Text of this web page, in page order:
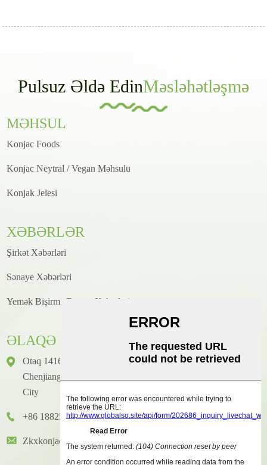
Pulsuz Əldə EdinMəsləhətləşmə
MƏHSUL
Konjac Foods
Konjac Neytral / Vegan Məhsulu
Konjak Jelesi
XƏBƏRLƏR
Şirkət Xəbərləri
Sənaye Xəbərləri
Yemək Bişirmə/Resept Xəbərləri
ƏLAQƏ
Otaq 1416, Mərtəbə 14, Junhao Beynəlxalq Binası, № 2,
Chenjiang Zhongkai Prospekti, Huicheng District, Huizhou
City
+86 18825458362
Zkxkonjac@hzzkx.com